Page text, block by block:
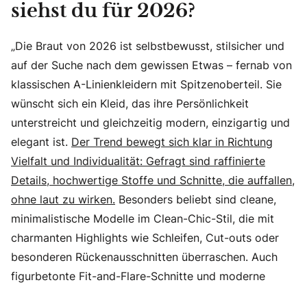
siehst du für 2026?
„Die Braut von 2026 ist selbstbewusst, stilsicher und
auf der Suche nach dem gewissen Etwas – fernab von
klassischen A-Linienkleidern mit Spitzenoberteil. Sie
wünscht sich ein Kleid, das ihre Persönlichkeit
unterstreicht und gleichzeitig modern, einzigartig und
elegant ist. Der Trend bewegt sich klar in Richtung
Vielfalt und Individualität: Gefragt sind raffinierte
Details, hochwertige Stoffe und Schnitte, die auffallen,
ohne laut zu wirken. Besonders beliebt sind cleane,
minimalistische Modelle im Clean-Chic-Stil, die mit
charmanten Highlights wie Schleifen, Cut-outs oder
besonderen Rückenausschnitten überraschen. Auch
figurbetonte Fit-and-Flare-Schnitte und moderne